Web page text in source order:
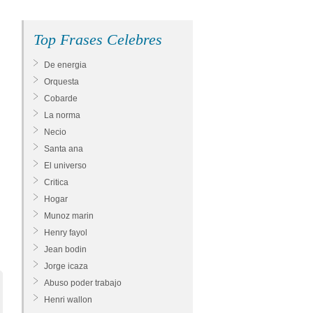
Top Frases Celebres
De energia
Orquesta
Cobarde
La norma
Necio
Santa ana
El universo
Critica
Hogar
Munoz marin
Henry fayol
Jean bodin
Jorge icaza
Abuso poder trabajo
Henri wallon